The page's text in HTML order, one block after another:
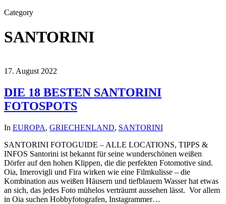
Category
SANTORINI
17. August 2022
DIE 18 BESTEN SANTORINI
FOTOSPOTS
In EUROPA, GRIECHENLAND, SANTORINI
SANTORINI FOTOGUIDE – ALLE LOCATIONS, TIPPS &
INFOS Santorini ist bekannt für seine wunderschönen weißen
Dörfer auf den hohen Klippen, die die perfekten Fotomotive sind.
Oia, Imerovigli und Fira wirken wie eine Filmkulisse – die
Kombination aus weißen Häusern und tiefblauem Wasser hat etwas
an sich, das jedes Foto mühelos verträumt aussehen lässt. Vor allem
in Oia suchen Hobbyfotografen, Instagrammer…